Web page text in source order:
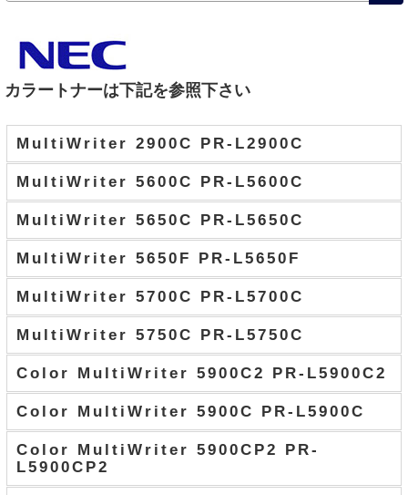
カラートナーは下記を参照下さい
MultiWriter 2900C PR-L2900C
MultiWriter 5600C PR-L5600C
MultiWriter 5650C PR-L5650C
MultiWriter 5650F PR-L5650F
MultiWriter 5700C PR-L5700C
MultiWriter 5750C PR-L5750C
Color MultiWriter 5900C2 PR-L5900C2
Color MultiWriter 5900C PR-L5900C
Color MultiWriter 5900CP2 PR-
L5900CP2